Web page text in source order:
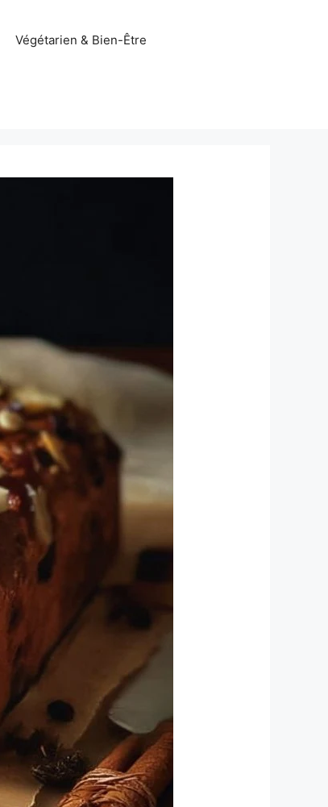
Végétarien & Bien-Être